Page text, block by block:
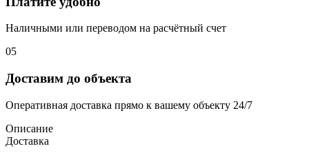
Наличными или переводом на расчётный счет
05
Доставим до объекта
Оперативная доставка прямо к вашему объекту 24/7
Описание
Доставка